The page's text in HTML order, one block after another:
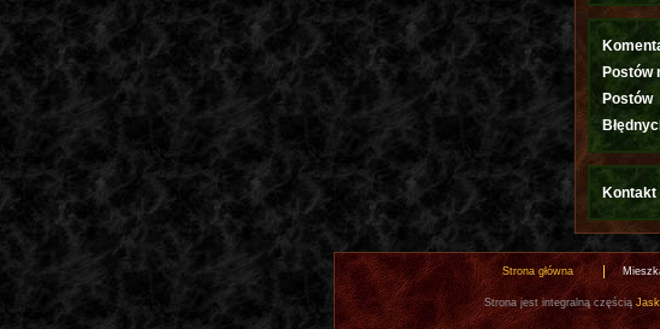
Postów
Postów
Kontakt
Strona główna
Strona jest integralną częścią